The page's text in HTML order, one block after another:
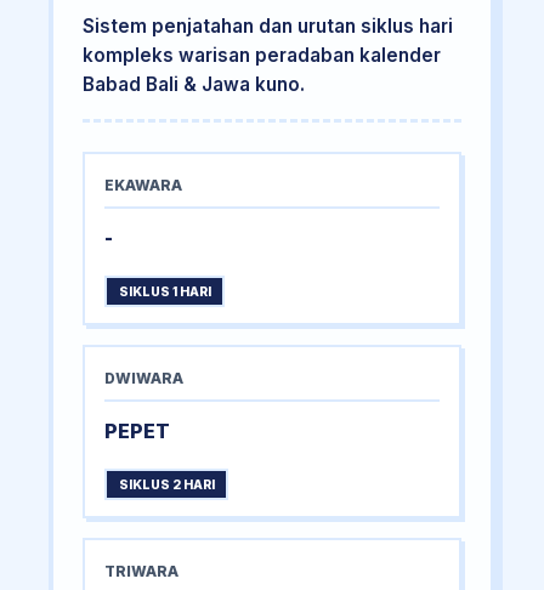
Sistem penjatahan dan urutan siklus hari
kompleks warisan peradaban kalender
Babad Bali & Jawa kuno.
EKAWARA
-
SIKLUS 1 HARI
DWIWARA
PEPET
SIKLUS 2 HARI
TRIWARA